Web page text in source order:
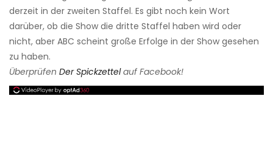
derzeit in der zweiten Staffel. Es gibt noch kein Wort
darüber, ob die Show die dritte Staffel haben wird oder
nicht, aber ABC scheint große Erfolge in der Show gesehen
zu haben.
Überprüfen Der Spickzettel auf Facebook!